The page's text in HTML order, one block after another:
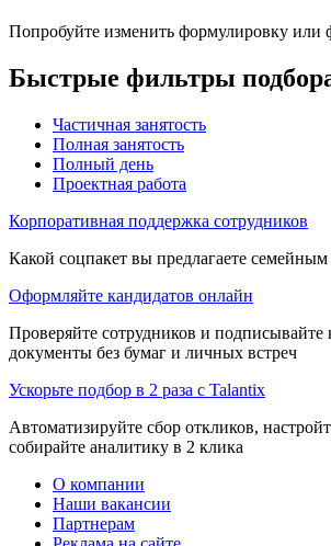
Попробуйте изменить формулировку или
Быстрые фильтры
Частичная занятость
Полная занятость
Полный день
Проектная работа
Корпоративная поддержка сотрудников
Какой соцпакет вы предлагаете
Оформляйте кандидатов онлайн
Проверяйте сотрудников и подписывайте
документы без бумаг и личных встреч
Ускорьте подбор в 2 раза с Talantix
Автоматизируйте сбор откликов,
собирайте аналитику в 2 клика
О компании
Наши вакансии
Партнерам